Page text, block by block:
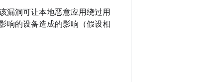
漏洞可让本地恶意应用绕过用
响的设备造成的影响（假设相